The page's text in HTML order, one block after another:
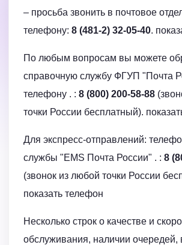
– просьба звонить в почтовое
телефону: 8 (481-2) 32-05-40.
По любым вопросам вы можете
cправочную службу ФГУП "Почта
телефону . : 8 (800) 200-58-88
точки России бесплатный).
Для экспресс-отправлений:
службы "EMS Почта России" . : 8
(звонок из любой точки России
показать телефон
Несколько строк о качестве и
обслуживания, наличии очередей,